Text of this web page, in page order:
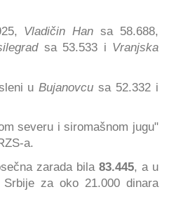
Vladičin Han sa 58.688,
sa 53.533 i Vranjska
uBujanovcu sa 52.332 i
severu i siromašnom jugu"
a.
zarada bila 83.445, a u
Srbije za oko 21.000 dinara